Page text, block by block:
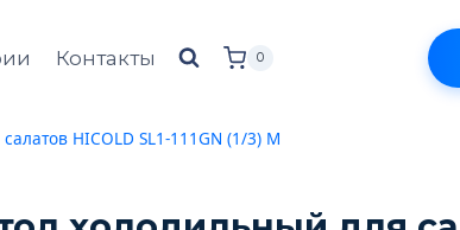
Контакты 0
HICOLD SL1-111GN (1/3) M